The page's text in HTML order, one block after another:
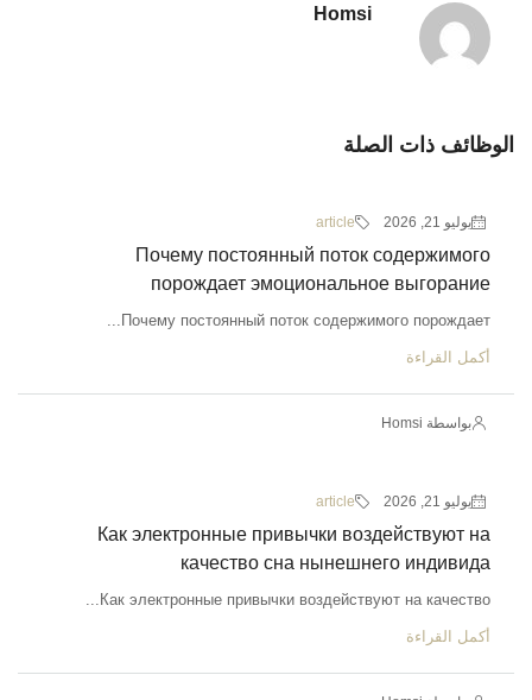
Homsi
الوظائف ذات الصلة
يوليو 21, 2026 article
Почему постоянный поток содержимого
порождает эмоциональное выгорание
Почему постоянный поток содержимого порождает...
أكمل القراءة
بواسطة Homsi
يوليو 21, 2026 article
Как электронные привычки воздействуют на
качество сна нынешнего индивида
Как электронные привычки воздействуют на качество...
أكمل القراءة